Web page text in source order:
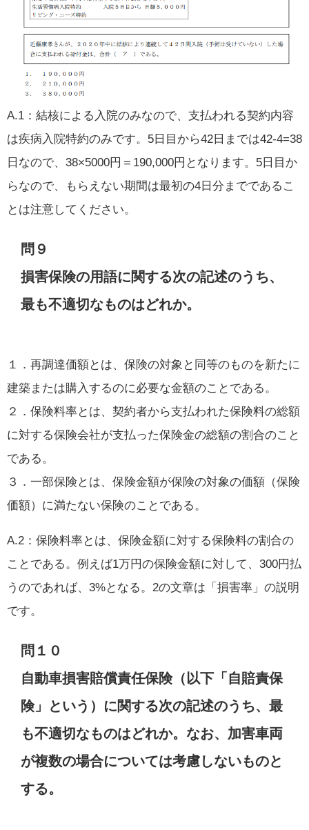
A.1：結核による入院のみなので、支払われる契約内容
は疾病入院特約のみです。5日目から42日までは42-4=38
日なので、38×5000円＝190,000円となります。5日目か
らなので、もらえない期間は最初の4日分までであるこ
とは注意してください。
問９
損害保険の用語に関する次の記述のうち、
最も不適切なものはどれか。
１．再調達価額とは、保険の対象と同等のものを新たに
建築または購入するのに必要な金額のことである。
２．保険料率とは、契約者から支払われた保険料の総額
に対する保険会社が支払った保険金の総額の割合のこと
である。
３．一部保険とは、保険金額が保険の対象の価額（保険
価額）に満たない保険のことである。
A.2：保険料率とは、保険金額に対する保険料の割合の
ことである。例えば1万円の保険金額に対して、300円払
うのであれば、3%となる。2の文章は「損害率」の説明
です。
問１０
自動車損害賠償責任保険（以下「自賠責保
険」という）に関する次の記述のうち、最
も不適切なものはどれか。なお、加害車両
が複数の場合については考慮しないものと
する。